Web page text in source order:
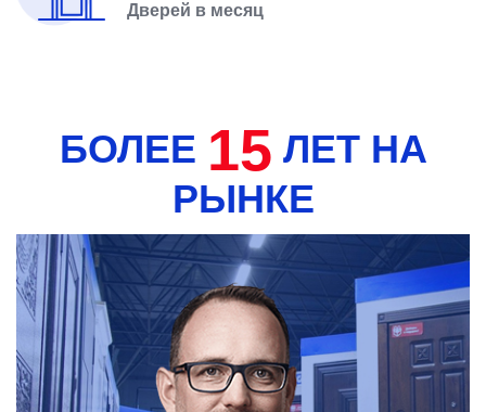
Дверей в месяц
БОЛЕЕ 15 ЛЕТ НА
РЫНКЕ